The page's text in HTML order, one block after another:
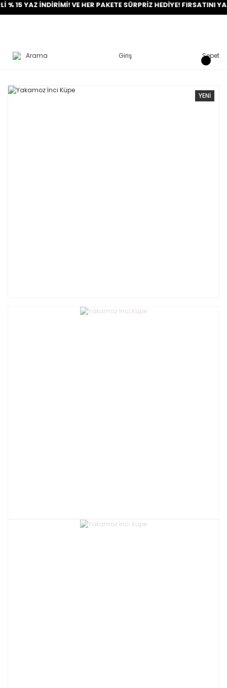
İNDİRİMİ! VE HER PAKETE SÜRPRİZ HEDİYE! FIRSATINI YAKALA!
Arama Giriş Sepet
YENİ